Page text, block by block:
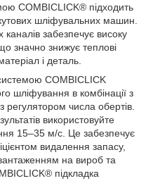
COMBICLICK® підходить
шліфувальних машин.
забезпечує високу
значно знижує теплові
і деталь.
COMBICLICK
шліфування в комбінації з
числа обертів.
використовуйте
15–35 м/с. Це забезпечує
видалення запасу,
на вироб та
підкладка